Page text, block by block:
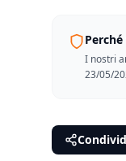
I nostri
23/05/